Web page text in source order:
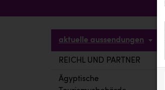
aktuelle aussendungen
REICHL UND PARTNER
Ägyptische